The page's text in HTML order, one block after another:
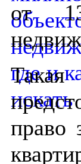
от
право